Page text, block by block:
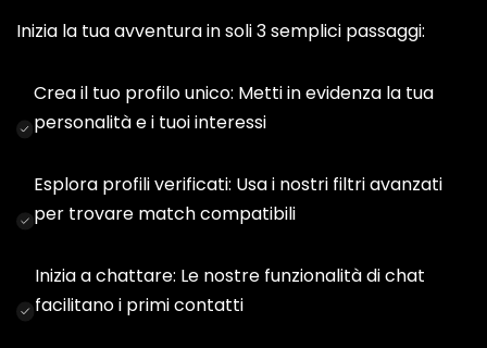
Inizia la tua avventura in soli 3 semplici passaggi:
Crea il tuo profilo unico: Metti in evidenza la tua
personalità e i tuoi interessi
Esplora profili verificati: Usa i nostri filtri avanzati
per trovare match compatibili
Inizia a chattare: Le nostre funzionalità di chat
facilitano i primi contatti